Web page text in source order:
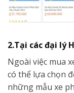
2.Tại các đại lý
Ngoài việc mua
có thể lựa chọn
những mẫu xe